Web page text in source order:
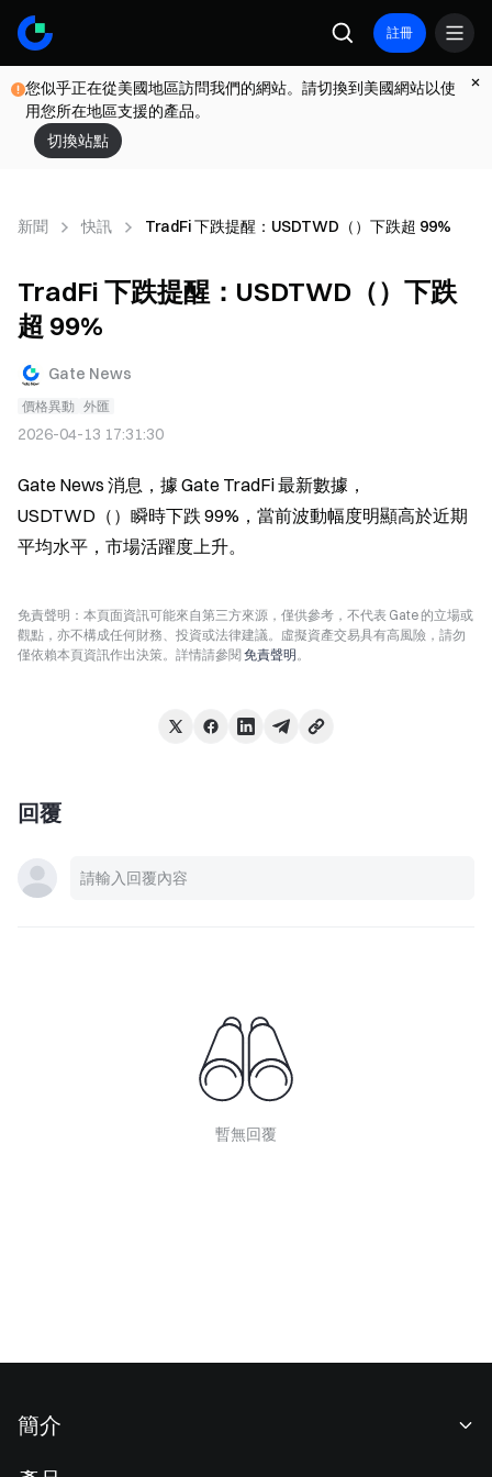
註冊
您似乎正在從美國地區訪問我們的網站。請切換到美國網站以使
用您所在地區支援的產品。
切換站點
新聞 快訊 TradFi 下跌提醒：USDTWD（）下跌超 99%
TradFi 下跌提醒：USDTWD（）下跌
超 99%
Gate News
價格異動 外匯
2026-04-13 17:31:30
Gate News 消息，據 Gate TradFi 最新數據，
USDTWD（）瞬時下跌 99%，當前波動幅度明顯高於近期
平均水平，市場活躍度上升。
免責聲明：本頁面資訊可能來自第三方來源，僅供參考，不代表 Gate 的立場或
觀點，亦不構成任何財務、投資或法律建議。虛擬資產交易具有高風險，請勿
僅依賴本頁資訊作出決策。詳情請參閱 免責聲明。
回覆
暫無回覆
簡介